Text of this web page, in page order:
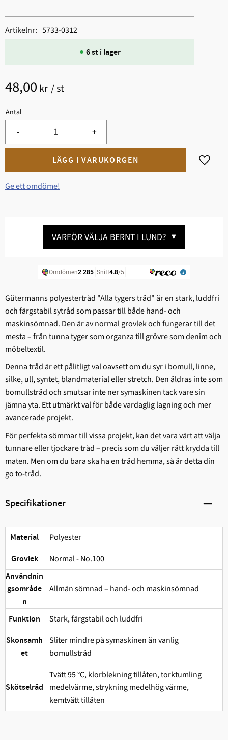
48,00 kr /st
Antal
+
-
Lägg
6 st i lager
Artikelnr 5733-0312
Ge ett omdöme!
VARFÖR VÄLJA BERNT I LUND? ▼
Gütermanns polyestertråd "Alla tygers tråd" är en stark, ludd­fri
och färgstabil sytråd som passar till både hand- och
maskinsömnad. Den är av normal grovlek och fungerar till det
mesta – från tunna tyger som organza till grövre som denim och
möbeltextil.
Denna tråd är ett pålitligt val oavsett om du syr i bomull, linne,
silke, ull, syntet, blandmaterial eller stretch. Den åldras inte som
bomullstråd och smutsar inte ner symaskinen tack vare sin
jämna yta. Ett utmärkt val för både vardaglig lagning och mer
avancerade projekt.
För perfekta sömmar till vissa projekt, kan det vara värt att välja
tunnare eller tjockare tråd – precis som du väljer rätt krydda till
maten. Men om du bara ska ha en tråd hemma, så är detta din
go to-tråd.
Specifikationer
Material Polyester
Grovlek Normal - No.100
Användnin
gsområde
n
Allmän sömnad – hand- och maskinsömnad
Funktion Stark, färgstabil och ludd­fri
Skonsamh
et
Sliter mindre på symaskinen än vanlig
bomullstråd
Skötselråd
Tvätt 95 °C, klorblekning tillåten, torktumling
medelvärme, strykning medelhög värme,
kemtvätt tillåten